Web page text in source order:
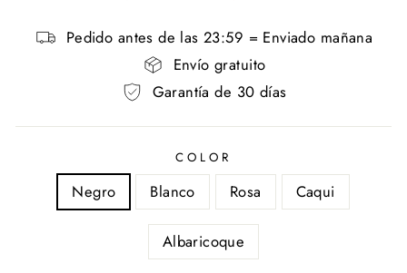
oferta
Pedido antes de las 23:59 = Enviado mañana
Envío gratuito
Garantía de 30 días
COLOR
Negro Blanco Rosa Caqui
Albaricoque